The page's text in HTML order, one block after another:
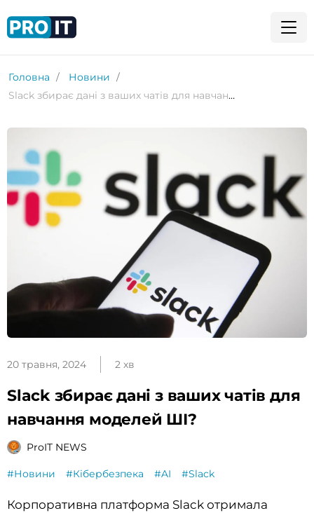
Головна
Новини
Slack збирає дані з ваших чатів для навчання моделей ШІ?
20 травня, 2024 2 хв
Slack збирає дані з ваших чатів для
навчання моделей ШІ?
ProIT NEWS
#Новини #Кібербезпека #AI #Slack
Корпоративна платформа Slack отримала